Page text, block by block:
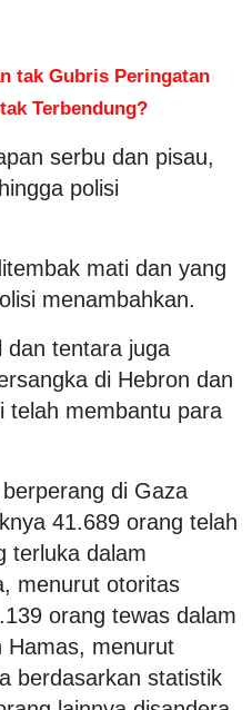
tak Gubris Peringatan
Terbendung?
serbu dan pisau,
polisi
mati dan yang
menambahkan.
dan tentara juga
di Hebron dan
telah membantu para
di Gaza
41.689 orang telah
terluka dalam
menurut otoritas
orang tewas dalam
Hamas, menurut
berdasarkan statistik